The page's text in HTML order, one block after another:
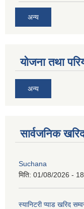
अन्य
योजना तथा
अन्य
सार्वजनिक
Suchana
मिति: 01/08/2026 -
स्यानिटरी प्याड खरिद